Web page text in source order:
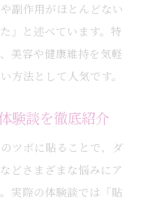
副作用がほとんどない
」と述べています。特
美容や健康維持を気軽
方法として人気です。
験談を徹底紹介
ツボに貼ることで、ダ
どさまざまな悩みにア
実際の体験談では「貼